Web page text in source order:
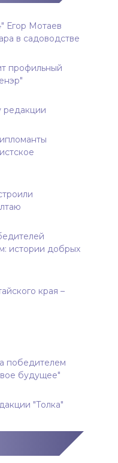
Егор Мотаев
в садоводстве
профильный
редакции
истории добрых
края –
победителем
будущее"
"Толка"